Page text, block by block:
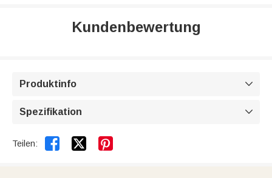
Kundenbewertung
Produktinfo 
Spezifikation 
Teilen:  